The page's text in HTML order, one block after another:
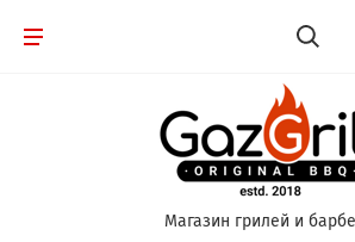
Магазин грилей и